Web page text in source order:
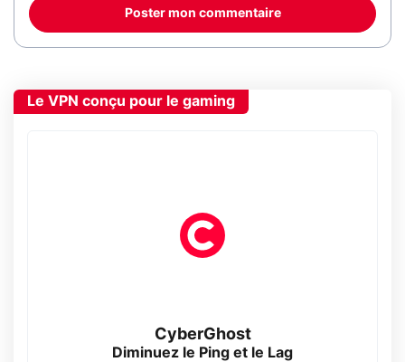
Poster mon commentaire
Le VPN conçu pour le gaming
CyberGhost
Diminuez le Ping et le Lag